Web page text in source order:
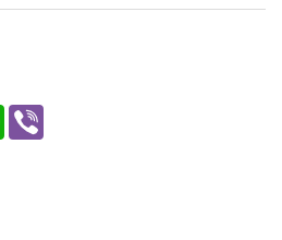
WhatsApp